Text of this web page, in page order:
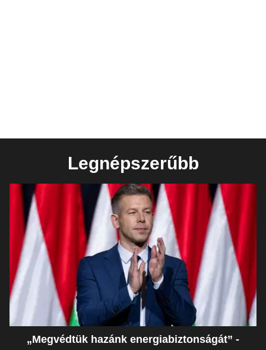
Legnépszerűbb
„Megvédtük hazánk energiabiztonságát” -